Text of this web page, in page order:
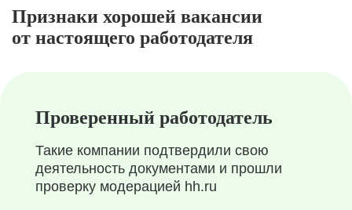
Признаки хорошей вакансии
от настоящего работодателя
Проверенный работодатель
Такие компании подтвердили свою
деятельность документами и прошли
проверку модерацией hh.ru